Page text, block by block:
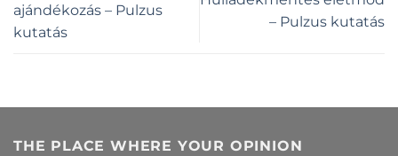
ajándékozás – Pulzus
kutatás
– Pulzus kutatás
THE PLACE WHERE YOUR OPINION